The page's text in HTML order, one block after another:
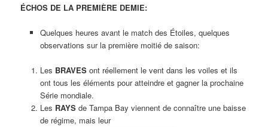
ÉCHOS DE LA PREMIÈRE DEMIE:
Quelques heures avant le match des Étoiles, quelques
observations sur la première moitié de saison:
Les BRAVESont réellement le vent dans les voiles et ils
ont tous les éléments pour atteindre et gagner la prochaine
Série mondiale.
Les RAYSde Tampa Bay viennent de connaître une baisse
de régime, mais leur